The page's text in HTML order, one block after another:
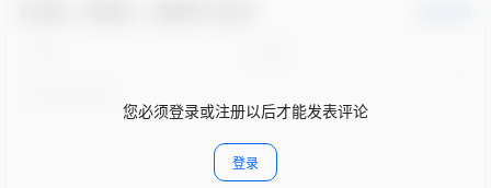
您必须登录或注册以后才能发表评论
登录